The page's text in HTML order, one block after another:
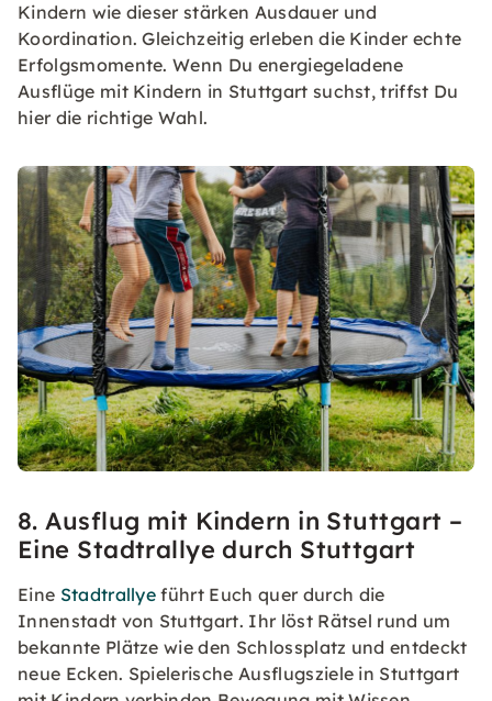
Kindern wie dieser stärken Ausdauer und
Koordination. Gleichzeitig erleben die Kinder echte
Erfolgsmomente. Wenn Du energiegeladene
Ausflüge mit Kindern in Stuttgart suchst, triffst Du
hier die richtige Wahl.
8. Ausflug mit Kindern in Stuttgart –
Eine Stadtrallye durch Stuttgart
Eine Stadtrallye führt Euch quer durch die
Innenstadt von Stuttgart. Ihr löst Rätsel rund um
bekannte Plätze wie den Schlossplatz und entdeckt
neue Ecken. Spielerische Ausflugsziele in Stuttgart